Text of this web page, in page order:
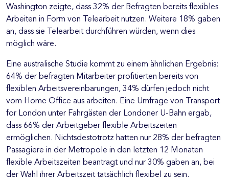
Washington zeigte, dass 32% der Befragten bereits flexibles
Arbeiten in Form von Telearbeit nutzen. Weitere 18% gaben
an, dass sie Telearbeit durchführen würden, wenn dies
möglich wäre.
Eine australische Studie kommt zu einem ähnlichen Ergebnis:
64% der befragten Mitarbeiter profitierten bereits von
flexiblen Arbeitsvereinbarungen, 34% dürfen jedoch nicht
vom Home Office aus arbeiten. Eine Umfrage von Transport
for London unter Fahrgästen der Londoner U-Bahn ergab,
dass 66% der Arbeitgeber flexible Arbeitszeiten
ermöglichen. Nichtsdestotrotz hatten nur 28% der befragten
Passagiere in der Metropole in den letzten 12 Monaten
flexible Arbeitszeiten beantragt und nur 30% gaben an, bei
der Wahl ihrer Arbeitszeit tatsächlich flexibel zu sein.